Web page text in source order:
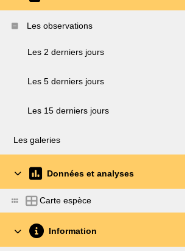
Les observations
Les 2 derniers jours
Les 5 derniers jours
Les 15 derniers jours
Les galeries
Données et analyses
Carte espèce
Information